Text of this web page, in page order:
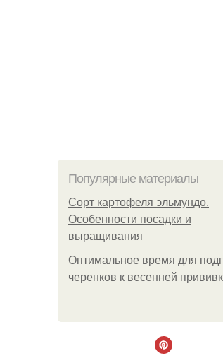
Популярные материалы
Сорт картофеля эльмундо.
Особенности посадки и
выращивания
Оптимальное время для
черенков к весенней